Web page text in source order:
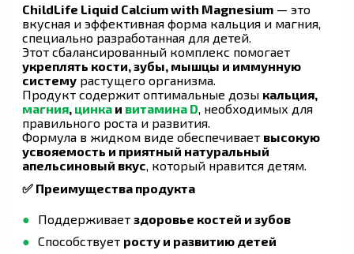
ChildLife Liquid Calcium with Magnesium — это
вкусная и эффективная форма кальция и магния,
специально разработанная для детей.
Этот сбалансированный комплекс помогает
укреплять кости, зубы, мышцы и иммунную
систему растущего организма.
Продукт содержит оптимальные дозы кальция,
магния, цинка и витамина D , необходимых для
правильного роста и развития.
Формула в жидком виде обеспечивает высокую
усвояемость и приятный натуральный
апельсиновый вкус , который нравится детям.
✅ Преимущества продукта
Поддерживает здоровье костей и зубов
Способствует росту и развитию детей